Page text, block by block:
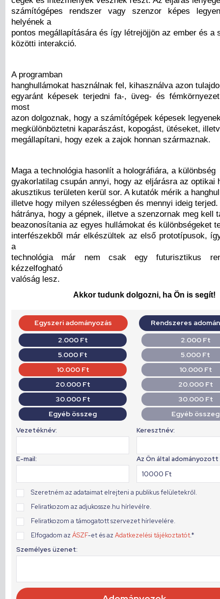
számítógépes rendszer vagy szenzor képes
helyének a
pontos megállapítására és így létrejöjjön az ember és a
közötti interakció.
A programban
hanghullámokat használnak fel, kihasználva azon
egyaránt képesek terjedni fa-, üveg- és
most
azon dolgoznak, hogy a számítógépek képesek
megkülönböztetni kaparászást, kopogást, ütéseket,
megállapítani, hogy ezek a zajok honnan származnak.
Maga a technológia hasonlít a holográfiára, a különbség
gyakorlatilag csupán annyi, hogy az eljárásra az optikai
akusztikus területen kerül sor. A kutatók mérik a
illetve hogy milyen szélességben és mennyi ideig terjed.
hátránya, hogy a gépnek, illetve a szenzornak meg kell
beazonosítania az egyes hullámokat és különbségeket
interfészekből már elkészültek az első prototípusok,
a
technológia már nem csak egy futurisztikus
kézzelfogható
valóság lesz.
Akkor tudunk dolgozni, ha Ön is segít!